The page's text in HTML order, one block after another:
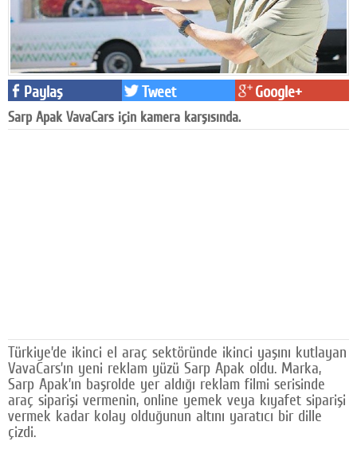
Teknoloji
Televizyon
Dünya
Pr
Yazarlar
Künye
SOSYAL MEDYA
Paylaş Tweet Google+
Sarp Apak VavaCars için kamera karşısında.
Türkiye’de ikinci el araç sektöründe ikinci yaşını kutlayan
VavaCars’ın yeni reklam yüzü Sarp Apak oldu. Marka,
Sarp Apak’ın başrolde yer aldığı reklam filmi serisinde
araç siparişi vermenin, online yemek veya kıyafet siparişi
vermek kadar kolay olduğunun altını yaratıcı bir dille
çizdi.